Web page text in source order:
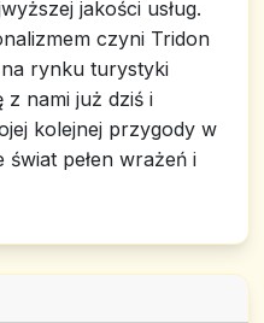
jakości usług.
czyni Tridon
rynku turystyki
z nami już dziś i
kolejnej przygody w
świat pełen wrażeń i